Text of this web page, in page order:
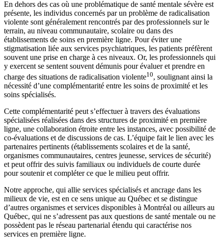
En dehors des cas où une problématique de santé mentale sévère est
présente, les individus concernés par un problème de radicalisation
violente sont généralement rencontrés par des professionnels sur le
terrain, au niveau communautaire, scolaire ou dans des
établissements de soins en première ligne. Pour éviter une
stigmatisation liée aux services psychiatriques, les patients préfèrent
souvent une prise en charge à ces niveaux. Or, les professionnels qui
y exercent se sentent souvent démunis pour évaluer et prendre en
charge des situations de radicalisation violente10, soulignant ainsi la
nécessité d’une complémentarité entre les soins de proximité et les
soins spécialisés.
Cette complémentarité peut s’effectuer à travers des évaluations
spécialisées réalisées dans des structures de proximité en première
ligne, une collaboration étroite entre les instances, avec possibilité de
co-évaluations et de discussions de cas. L’équipe fait le lien avec les
partenaires pertinents (établissements scolaires et de la santé,
organismes communautaires, centres jeunesse, services de sécurité)
et peut offrir des suivis familiaux ou individuels de courte durée
pour soutenir et compléter ce que le milieu peut offrir.
Notre approche, qui allie services spécialisés et ancrage dans les
milieux de vie, est en ce sens unique au Québec et se distingue
d’autres organismes et services disponibles à Montréal ou ailleurs au
Québec, qui ne s’adressent pas aux questions de santé mentale ou ne
possèdent pas le réseau partenarial étendu qui caractérise nos
services en première ligne.